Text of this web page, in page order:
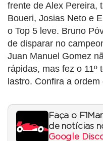
frente de Alex Pereira,
Boueri, Josias Neto e
o Top 5 leve. Bruno
de disparar no
Juan Manuel Gomez
rápidas, mas fez o 11º
lastro. Confira a
Faça o
de notícias
Google